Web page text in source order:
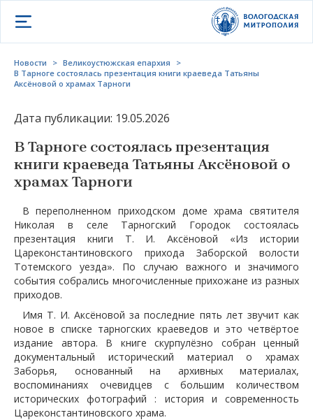
Открыть меню
Новости > Великоустюжская епархия
>
В Тарноге состоялась презентация книги краеведа Татьяны
Аксёновой о храмах Тарноги
Дата публикации: 19.05.2026
В Тарноге состоялась презентация
книги краеведа Татьяны Аксёновой о
храмах Тарноги
В переполненном приходском доме храма святителя
Николая в селе Тарногский Городок состоялась
презентация книги Т. И. Аксёновой «Из истории
Цареконстантиновского прихода Заборской волости
Тотемского уезда». По случаю важного и значимого
события собрались многочисленные прихожане из разных
приходов.
Имя Т. И. Аксёновой за последние пять лет звучит как
новое в списке тарногских краеведов и это четвёртое
издание автора. В книге скурпулёзно собран ценный
документальный исторический материал о храмах
Заборья, основанный на архивных материалах,
воспоминаниях очевидцев с большим количеством
исторических фотографий : история и современность
Цареконстантиновского храма.